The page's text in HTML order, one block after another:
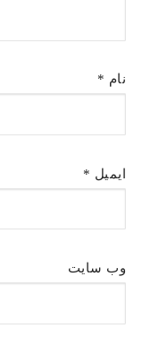
نام *
ایمیل *
وب‌ سایت